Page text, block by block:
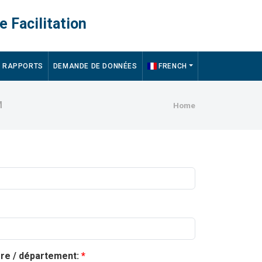
Facilitation
RAPPORTS DEMANDE DE DONNÉES FRENCH
Home
/ département: